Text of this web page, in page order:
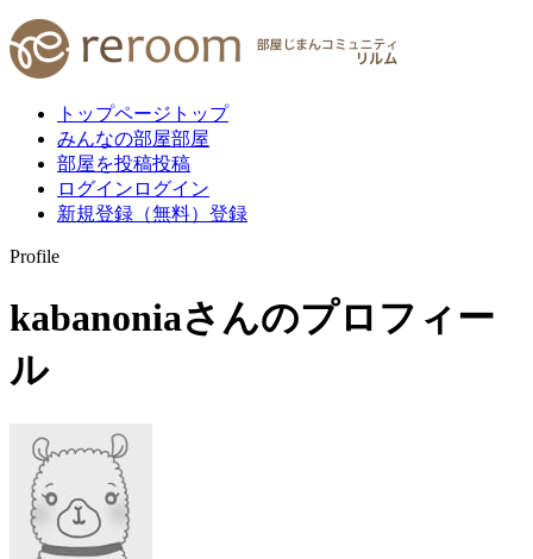
トップページ トップ
みんなの部屋部屋
部屋を投稿投稿
ログイン ログイン
新規登録（無料） 登録
Profile
kabanoniaさんのプロフィー
ル